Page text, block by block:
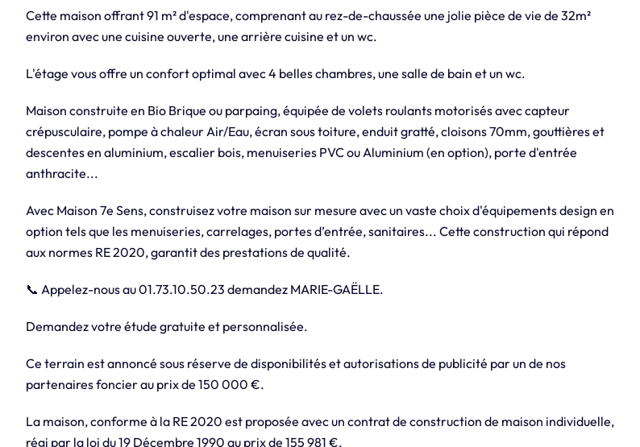
Cette maison offrant 91 m² d'espace, comprenant au rez-de-chaussée une jolie pièce de vie de 32m²
environ avec une cuisine ouverte, une arrière cuisine et un wc.
L'étage vous offre un confort optimal avec 4 belles chambres, une salle de bain et un wc.
Maison construite en Bio Brique ou parpaing, équipée de volets roulants motorisés avec capteur
crépusculaire, pompe à chaleur Air/Eau, écran sous toiture, enduit gratté, cloisons 70mm, gouttières et
descentes en aluminium, escalier bois, menuiseries PVC ou Aluminium (en option), porte d'entrée
anthracite...
Avec Maison 7e Sens, construisez votre maison sur mesure avec un vaste choix d'équipements design en
option tels que les menuiseries, carrelages, portes d’entrée, sanitaires... Cette construction qui répond
aux normes RE 2020, garantit des prestations de qualité.
📞 Appelez-nous au 01.73.10.50.23 demandez MARIE-GAËLLE.
Demandez votre étude gratuite et personnalisée.
Ce terrain est annoncé sous réserve de disponibilités et autorisations de publicité par un de nos
partenaires foncier au prix de 150 000 €.
La maison, conforme à la RE 2020 est proposée avec un contrat de construction de maison individuelle,
régi par la loi du 19 Décembre 1990 au prix de 155 981 €.